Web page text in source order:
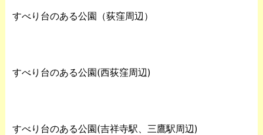
すべり台のある公園（荻窪周辺）
すべり台のある公園(西荻窪周辺)
すべり台のある公園(吉祥寺駅、三鷹駅周辺)